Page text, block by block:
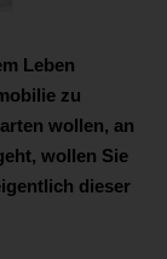
Leben
zu
wollen, an
wollen Sie
dieser